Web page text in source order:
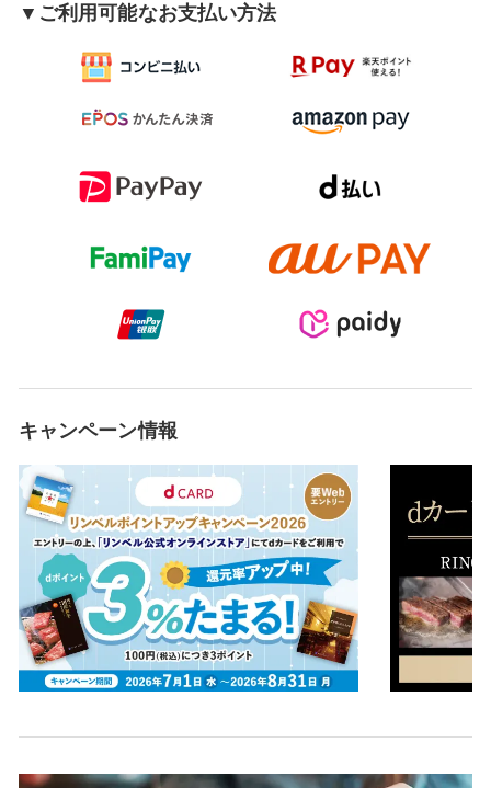
▼ご利用可能なお支払い方法
キャンペーン情報